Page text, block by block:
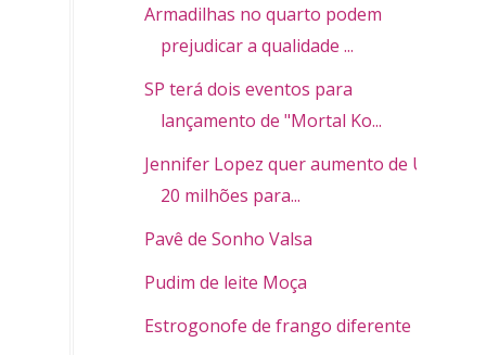
Armadilhas no quarto podem
prejudicar a qualidade ...
SP terá dois eventos para
lançamento de "Mortal Ko...
Jennifer Lopez quer aumento de US$
20 milhões para...
Pavê de Sonho Valsa
Pudim de leite Moça
Estrogonofe de frango diferente